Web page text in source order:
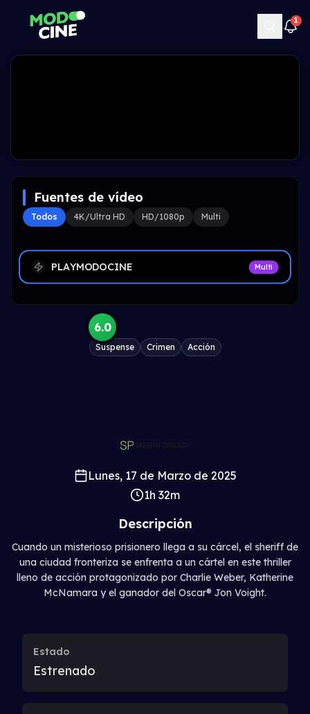
1
Fuentes de vídeo
Todos 4K/Ultra HD HD/1080p Multi
PLAYMODOCINE Multi
6.0
Suspense Crimen Acción
Lunes, 17 de Marzo de 2025
1h 32m
Descripción
Cuando un misterioso prisionero llega a su cárcel, el sheriff de
una ciudad fronteriza se enfrenta a un cártel en este thriller
lleno de acción protagonizado por Charlie Weber, Katherine
McNamara y el ganador del Oscar® Jon Voight.
Estado
Estrenado